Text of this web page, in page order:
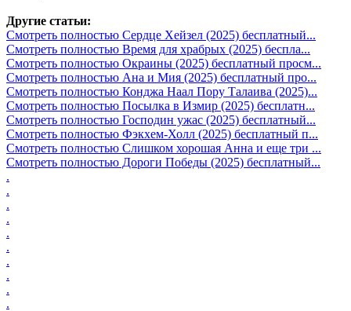
Другие статьи:
Смотреть полностью Сердце Хейзел (2025) бесплатный...
Смотреть полностью Время для храбрых (2025) беспла...
Смотреть полностью Окраины (2025) бесплатный просм...
Смотреть полностью Ана и Мия (2025) бесплатный про...
Смотреть полностью Конджа Наал Пору Талаива (2025)...
Смотреть полностью Посылка в Измир (2025) бесплатн...
Смотреть полностью Господин ужас (2025) бесплатный...
Смотреть полностью Фэкхем-Холл (2025) бесплатный п...
Смотреть полностью Слишком хорошая Анна и еще три ...
Смотреть полностью Дороги Победы (2025) бесплатный...
.
.
.
.
.
.
.
.
.
.